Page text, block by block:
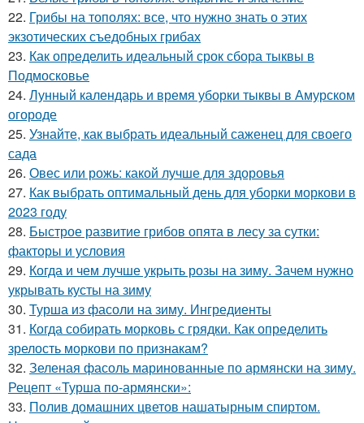
22. Грибы на тополях: все, что нужно знать о этих
экзотических съедобных грибах
23. Как определить идеальный срок сбора тыквы в
Подмосковье
24. Лунный календарь и время уборки тыквы в Амурском
огороде
25. Узнайте, как выбрать идеальный саженец для своего
сада
26. Овес или рожь: какой лучше для здоровья
27. Как выбрать оптимальный день для уборки моркови в
2023 году
28. Быстрое развитие грибов опята в лесу за сутки:
факторы и условия
29. Когда и чем лучше укрыть розы на зиму. Зачем нужно
укрывать кусты на зиму
30. Турша из фасоли на зиму. Ингредиенты
31. Когда собирать морковь с грядки. Как определить
зрелость моркови по признакам?
32. Зеленая фасоль маринованные по армянски на зиму.
Рецепт «Турша по-армянски»:
33. Полив домашних цветов нашатырным спиртом.